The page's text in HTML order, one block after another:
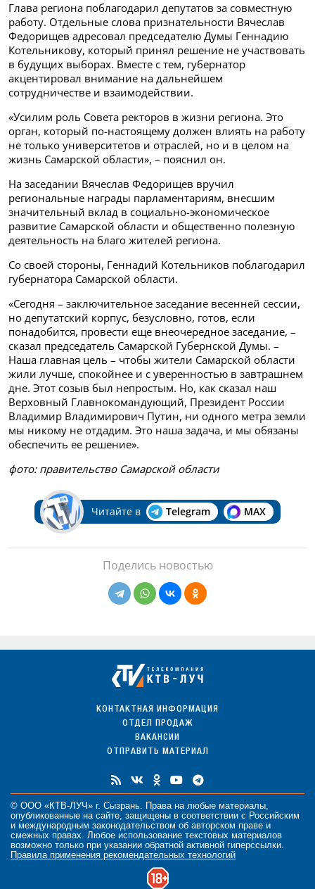
Глава региона поблагодарил депутатов за совместную
работу. Отдельные слова признательности Вячеслав
Федорищев адресовал председателю Думы Геннадию
Котельникову, который принял решение не участвовать
в будущих выборах. Вместе с тем, губернатор
акцентировал внимание на дальнейшем
сотрудничестве и взаимодействии.
«Усилим роль Совета ректоров в жизни региона. Это
орган, который по-настоящему должен влиять на работу
не только университетов и отраслей, но и в целом на
жизнь Самарской области», – пояснил он.
На заседании Вячеслав Федорищев вручил
региональные награды парламентариям, внесшим
значительный вклад в социально-экономическое
развитие Самарской области и общественно полезную
деятельность на благо жителей региона.
Со своей стороны, Геннадий Котельников поблагодарил
губернатора Самарской области.
«Сегодня – заключительное заседание весенней сессии,
но депутатский корпус, безусловно, готов, если
понадобится, провести еще внеочередное заседание, –
сказал председатель Самарской Губернской Думы. –
Наша главная цель – чтобы жители Самарской области
жили лучше, спокойнее и с уверенностью в завтрашнем
дне. Этот созыв был непростым. Но, как сказал наш
Верховный Главнокомандующий, Президент России
Владимир Владимирович Путин, ни одного метра земли
мы никому не отдадим. Это наша задача, и мы обязаны
обеспечить ее решение».
фото: правительство Самарской области
Читайте в Telegram MAX
Поделись новостью
КОНТАКТНАЯ ИНФОРМАЦИЯ
ОТДЕЛ ПРОДАЖ
ВАКАНСИИ
ОТПРАВИТЬ МАТЕРИАЛ
© ООО «КТВ-ЛУЧ» г. Сызрань. Права на любые материалы,
опубликованные на сайте, защищены в соответствии с Российским
и международным законодательством об авторском праве и
смежных правах. Любое использование текстовых материалов
возможно только при указании обратной активной гиперссылки.
Правила применения рекомендательных технологий